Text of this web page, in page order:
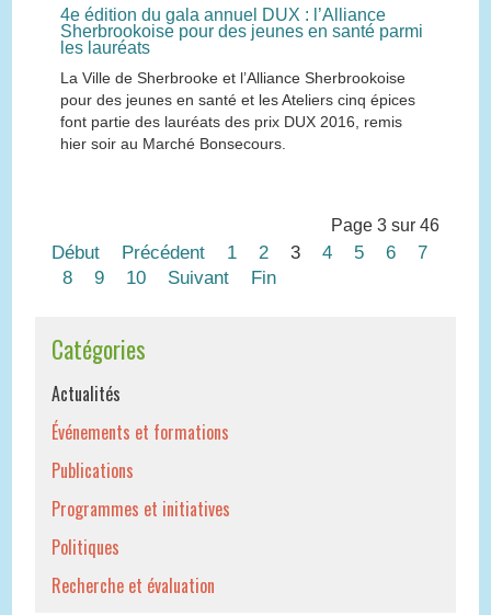
4e édition du gala annuel DUX : l’Alliance
Sherbrookoise pour des jeunes en santé parmi
les lauréats
La Ville de Sherbrooke et l’Alliance Sherbrookoise
pour des jeunes en santé et les Ateliers cinq épices
font partie des lauréats des prix DUX 2016, remis
hier soir au Marché Bonsecours.
Page 3 sur 46
Début Précédent 1 2 3 4 5 6
7
8
9 10 Suivant Fin
Catégories
Actualités
Événements et formations
Publications
Programmes et initiatives
Politiques
Recherche et évaluation